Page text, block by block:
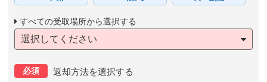
すべての受取場所から選択する
選択してください
必須 返却方法を選択する